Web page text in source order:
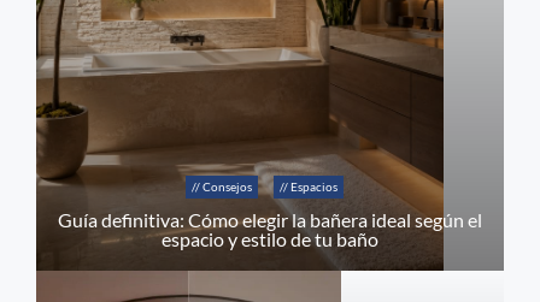
// Consejos // Espacios
Guía definitiva: Cómo elegir la bañera ideal según el
espacio y estilo de tu baño